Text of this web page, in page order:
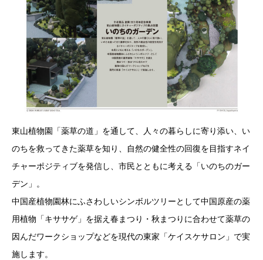
東山植物園「薬草の道」を通して、人々の暮らしに寄り添い、い
のちを救ってきた薬草を知り、自然の健全性の回復を目指すネイ
チャーポジティブを発信し、市民とともに考える「いのちのガー
デン」。
中国産植物園林にふさわしいシンボルツリーとして中国原産の薬
用植物「キササゲ」を据え春まつり・秋まつりに合わせて薬草の
因んだワークショップなどを現代の東家「ケイスケサロン」で実
施します。